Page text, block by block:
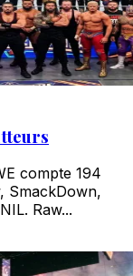
compte 194
SmackDown,
Raw...